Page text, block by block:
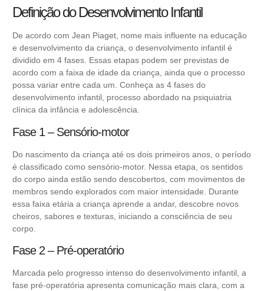
Definição do Desenvolvimento Infantil
De acordo com Jean Piaget, nome mais influente na educação
e desenvolvimento da criança, o desenvolvimento infantil é
dividido em 4 fases. Essas etapas podem ser previstas de
acordo com a faixa de idade da criança, ainda que o processo
possa variar entre cada um. Conheça as 4 fases do
desenvolvimento infantil, processo abordado na psiquiatria
clínica da infância e adolescência.
Fase 1 – Sensório-motor
Do nascimento da criança até os dois primeiros anos, o período
é classificado como sensório-motor. Nessa etapa, os sentidos
do corpo ainda estão sendo descobertos, com movimentos de
membros sendo explorados com maior intensidade. Durante
essa faixa etária a criança aprende a andar, descobre novos
cheiros, sabores e texturas, iniciando a consciência de seu
corpo.
Fase 2 – Pré-operatório
Marcada pelo progresso intenso do desenvolvimento infantil, a
fase pré-operatória apresenta comunicação mais clara, com a